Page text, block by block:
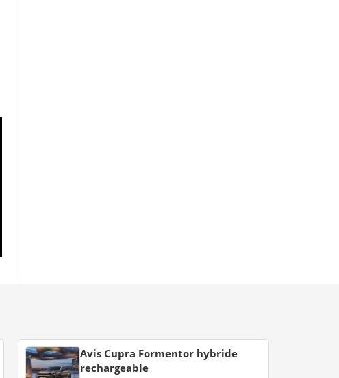
Avis Cupra Formentor hybride
rechargeable